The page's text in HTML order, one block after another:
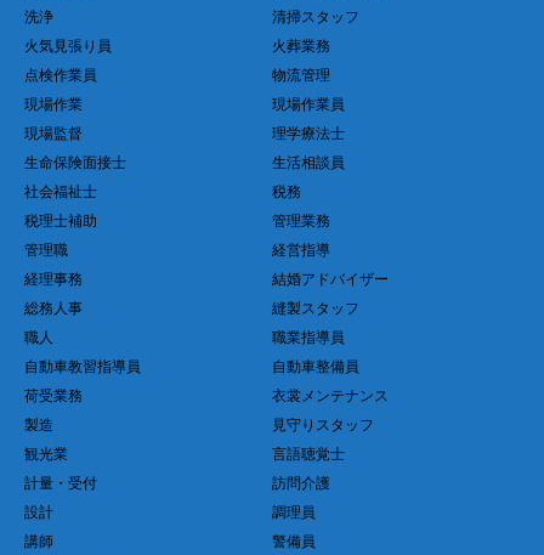
洗浄
清掃スタッフ
火気見張り員
火葬業務
点検作業員
物流管理
現場作業
現場作業員
現場監督
理学療法士
生命保険面接士
生活相談員
社会福祉士
税務
税理士補助
管理業務
管理職
経営指導
経理事務
結婚アドバイザー
総務人事
縫製スタッフ
職人
職業指導員
自動車教習指導員
自動車整備員
荷受業務
衣裳メンテナンス
製造
見守りスタッフ
観光業
言語聴覚士
計量・受付
訪問介護
設計
調理員
講師
警備員